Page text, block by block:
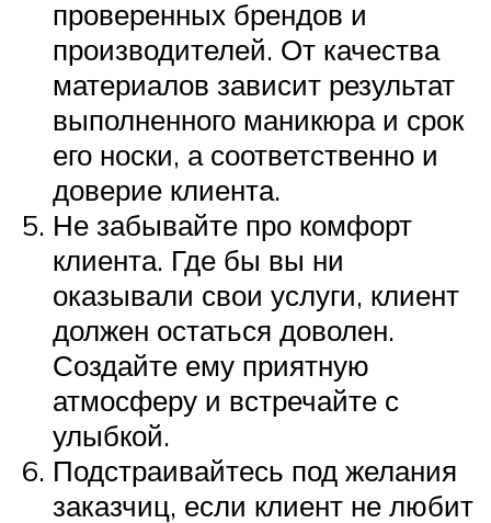
проверенных брендов и
производителей. От качества
материалов зависит результат
выполненного маникюра и срок
его носки, а соответственно и
доверие клиента.
Не забывайте про комфорт
клиента. Где бы вы ни
оказывали свои услуги, клиент
должен остаться доволен.
Создайте ему приятную
атмосферу и встречайте с
улыбкой.
Подстраивайтесь под желания
заказчиц, если клиент не любит